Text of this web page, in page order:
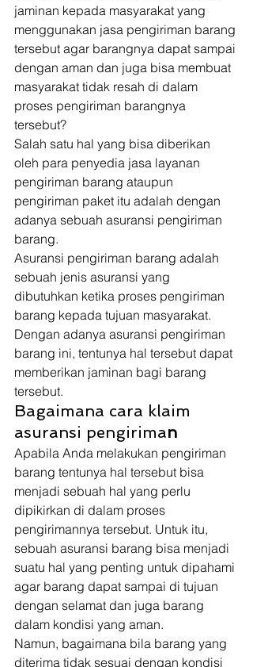
jaminan kepada masyarakat yang
menggunakan jasa pengiriman barang
tersebut agar barangnya dapat sampai
dengan aman dan juga bisa membuat
masyarakat tidak resah di dalam
proses pengiriman barangnya
tersebut?
Salah satu hal yang bisa diberikan
oleh para penyedia jasa layanan
pengiriman barang ataupun
pengiriman paket itu adalah dengan
adanya sebuah asuransi pengiriman
barang.
Asuransi pengiriman barang adalah
sebuah jenis asuransi yang
dibutuhkan ketika proses pengiriman
barang kepada tujuan masyarakat.
Dengan adanya asuransi pengiriman
barang ini, tentunya hal tersebut dapat
memberikan jaminan bagi barang
tersebut.
Bagaimana cara klaim
asuransi pengiriman
Apabila Anda melakukan pengiriman
barang tentunya hal tersebut bisa
menjadi sebuah hal yang perlu
dipikirkan di dalam proses
pengirimannya tersebut. Untuk itu,
sebuah asuransi barang bisa menjadi
suatu hal yang penting untuk dipahami
agar barang dapat sampai di tujuan
dengan selamat dan juga barang
dalam kondisi yang aman.
Namun, bagaimana bila barang yang
diterima tidak sesuai dengan kondisi